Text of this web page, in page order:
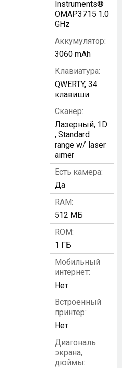
Instruments®
OMAP3715 1.0
GHz
Аккумулятор:
3060 mAh
Клавиатура:
QWERTY, 34
клавиши
Сканер:
Лазерный, 1D
, Standard
range w/ laser
aimer
Есть камера:
Да
RAM:
512 МБ
ROM:
1 ГБ
Мобильный
интернет:
Нет
Встроенный
принтер:
Нет
Диагональ
экрана,
дюймы: